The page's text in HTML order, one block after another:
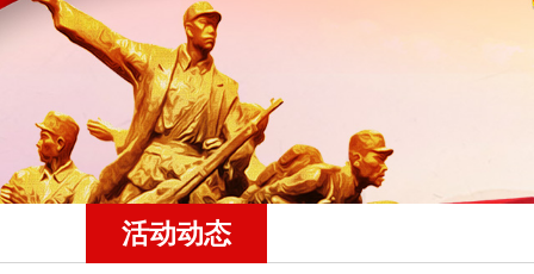
活动动态